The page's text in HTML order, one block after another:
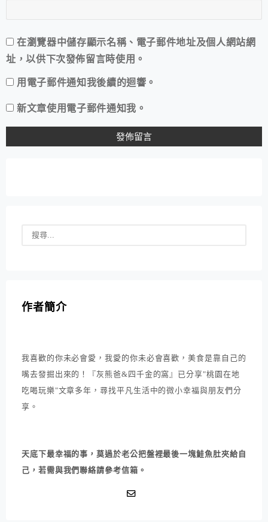
在瀏覽器中儲存顯示名稱、電子郵件地址及個人網站網
址，以供下次發佈留言時使用。
用電子郵件通知我後續的迴響。
新文章使用電子郵件通知我。
作者簡介
我喜歡的你未必會愛，我愛的你未必會喜歡，美食是靠自己的
嘴去發掘出來的！『灰熊爸&四千金的窩』已分享"桃園在地
吃喝玩樂"文章多年，尋找平凡生活中的微小幸福與朋友們分
享。
天底下最幸福的事，莫過於老公把盤裡最後一塊鮭魚肚夾給自
己，若需與我們聯絡請參考信箱。